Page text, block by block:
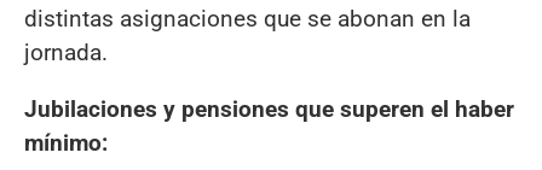
distintas asignaciones que se abonan en la
jornada.
Jubilaciones y pensiones que superen el haber
mínimo: